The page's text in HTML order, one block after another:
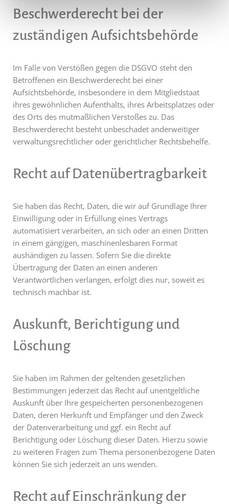
Beschwerde­recht bei der
zuständigen Aufsichts­behörde
Im Falle von Verstößen gegen die DSGVO steht den
Betroffenen ein Beschwerderecht bei einer
Aufsichtsbehörde, insbesondere in dem Mitgliedstaat
ihres gewöhnlichen Aufenthalts, ihres Arbeitsplatzes oder
des Orts des mutmaßlichen Verstoßes zu. Das
Beschwerderecht besteht unbeschadet anderweitiger
verwaltungsrechtlicher oder gerichtlicher Rechtsbehelfe.
Recht auf Daten­übertrag­barkeit
Sie haben das Recht, Daten, die wir auf Grundlage Ihrer
Einwilligung oder in Erfüllung eines Vertrags
automatisiert verarbeiten, an sich oder an einen Dritten
in einem gängigen, maschinenlesbaren Format
aushändigen zu lassen. Sofern Sie die direkte
Übertragung der Daten an einen anderen
Verantwortlichen verlangen, erfolgt dies nur, soweit es
technisch machbar ist.
Auskunft, Berichtigung und
Löschung
Sie haben im Rahmen der geltenden gesetzlichen
Bestimmungen jederzeit das Recht auf unentgeltliche
Auskunft über Ihre gespeicherten personenbezogenen
Daten, deren Herkunft und Empfänger und den Zweck
der Datenverarbeitung und ggf. ein Recht auf
Berichtigung oder Löschung dieser Daten. Hierzu sowie
zu weiteren Fragen zum Thema personenbezogene Daten
können Sie sich jederzeit an uns wenden.
Recht auf Einschränkung der